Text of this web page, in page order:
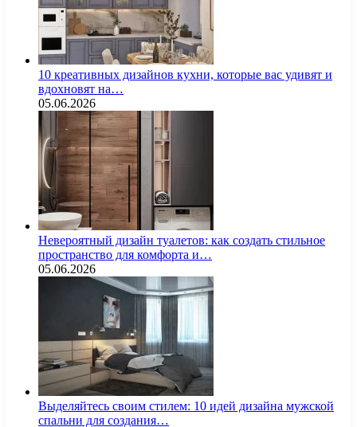
10 креативных дизайнов кухни, которые вас удивят и
вдохновят на…
05.06.2026
Невероятный дизайн туалетов: как создать стильное
пространство для комфорта и…
05.06.2026
Выделяйтесь своим стилем: 10 идей дизайна мужской
спальни для создания…